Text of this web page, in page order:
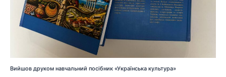
Вийшов друком навчальний посібник «Українська культура»